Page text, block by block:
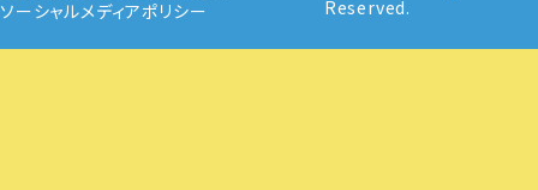
ソーシャルメディアポリシー
Reserved.